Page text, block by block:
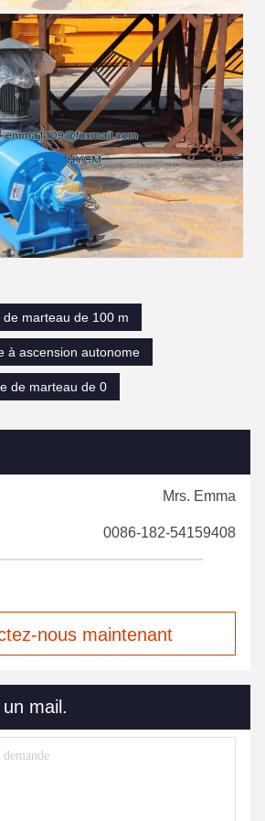
marteau de 100 m
à ascension autonome
de marteau de 0
Mrs. Emma
0086-182-54159408
nous maintenant
mail.